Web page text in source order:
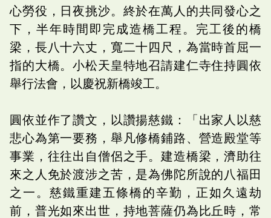
心勞役，日夜挑沙。終於在萬人的共同發心之
下，半年時間即完成造橋工程。完工後的橋
梁，長八十六丈，寬二十四尺，為當時首屈一
指的大橋。小松天皇特地召請建仁寺住持圓依
舉行法會，以慶祝新橋竣工。
圓依並作了讚文，以讚揚慈鐵：「出家人以慈
悲心為第一要務，舉凡修橋鋪路、營造殿堂等
事業，往往出自僧侶之手。建造橋梁，濟助往
來之人免於渡涉之苦，是為佛陀所說的八福田
之一。慈鐵重建五條橋的辛勤，正如久遠劫
前，普光如來出世，持地菩薩仍為比丘時，常